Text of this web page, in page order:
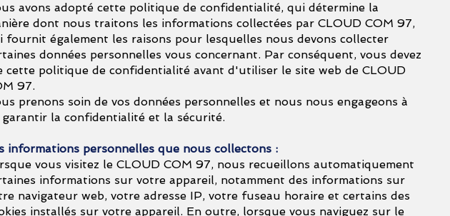
avons adopté cette politique de confidentialité, qui détermine la
dont nous traitons les informations collectées par CLOUD COM 97,
fournit également les raisons pour lesquelles nous devons collecter
données personnelles vous concernant. Par conséquent, vous devez
cette politique de confidentialité avant d'utiliser le site web de CLOUD
97.
prenons soin de vos données personnelles et nous nous engageons à
garantir la confidentialité et la sécurité.
informations personnelles que nous collectons :
vous visitez le CLOUD COM 97, nous recueillons automatiquement
informations sur votre appareil, notamment des informations sur
navigateur web, votre adresse IP, votre fuseau horaire et certains des
installés sur votre appareil. En outre, lorsque vous naviguez sur le